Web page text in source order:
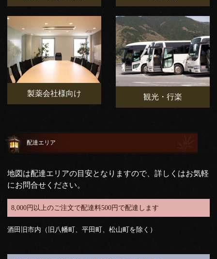
製薬会社様向け 観光・行楽
配達エリア
地図は配達エリアの目安となりますので、詳しくはお気軽
にお問合せください。
8,000円以上のご注文で配達料500円で配達します
酒田旧市内（旧八幡町、平田町、松山町を除く）